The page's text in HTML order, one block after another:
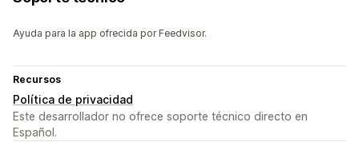
Ayuda para la app ofrecida por Feedvisor.
Recursos
Política de privacidad
Este desarrollador no ofrece soporte técnico directo en
Español.